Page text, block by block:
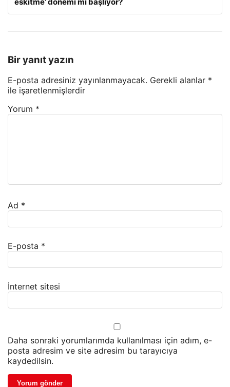
Bir yanıt yazın
E-posta adresiniz yayınlanmayacak. Gerekli alanlar *
ile işaretlenmişlerdir
Yorum *
Ad *
E-posta *
İnternet sitesi
Daha sonraki yorumlarımda kullanılması için adım, e-
posta adresim ve site adresim bu tarayıcıya
kaydedilsin.